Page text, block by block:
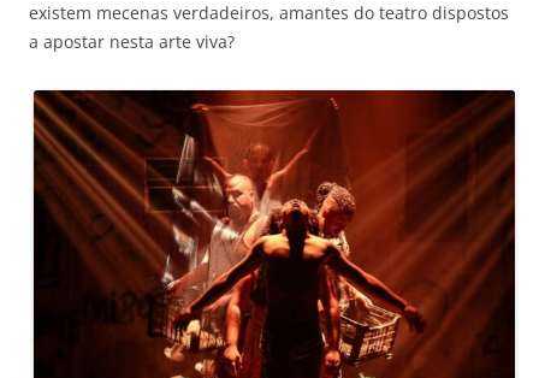
existem mecenas verdadeiros, amantes do teatro dispostos
a apostar nesta arte viva?